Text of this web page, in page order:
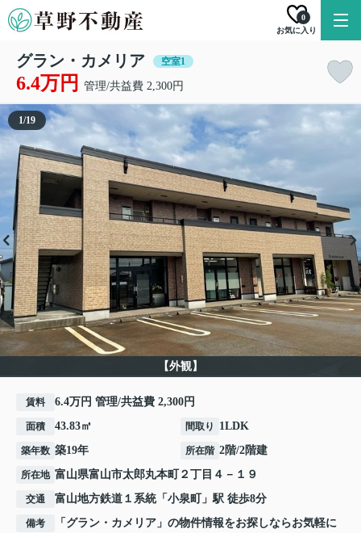
お気に入り
0
グラン・カメリア 空室1
6.4万円 管理/共益費 2,300円
【外観】
1/19
賃料 6.4万円 管理/共益費 2,300円
面積 43.83㎡ 間取り 1LDK
築年数 築19年 所在階 2階/2階建
所在地 富山県富山市太郎丸本町 ２丁目４－１９
交通 富山地方鉄道１系統「 小泉町 」駅 徒歩8分
備考
「グラン・カメリア」の物件情報をお探しならお気軽に